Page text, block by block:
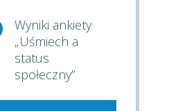
Wyniki ankiety
„Uśmiech a
status
społeczny”